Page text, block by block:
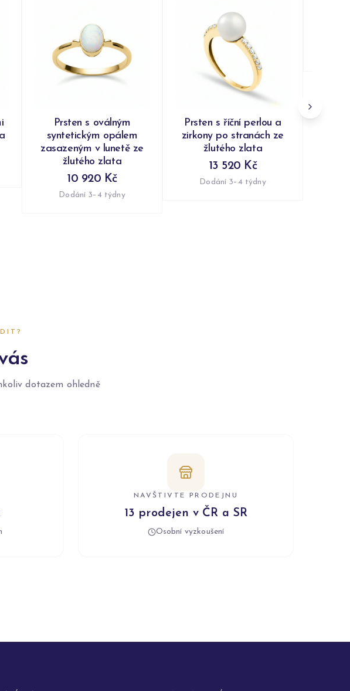
Prsten s oválným
syntetickým opálem
zasazeným v lunetě ze
žlutého zlata
10 920 Kč
Dodání 3–4 týdny
Prsten s říční perlou a
zirkony po stranách ze
žlutého zlata
13 520 Kč
Dodání 3–4 týdny
dotazem ohledně
NAVŠTIVTE PRODEJNU
13 prodejen v ČR a SR
Osobní vyzkoušení